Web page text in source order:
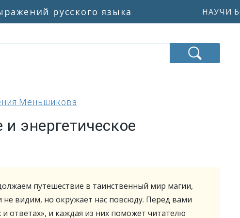
русского языка НАУЧИ
Меньшикова
энергетическое
путешествие в таинственный мир магии,
не видим, но окружает нас повсюду. Перед вами
ответах», и каждая из них поможет читателю